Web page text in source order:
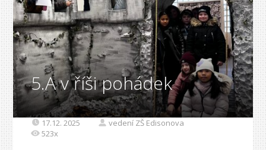
5.A v říši pohádek
17.12. 2025
vedení ZŠ Edisonova
523x